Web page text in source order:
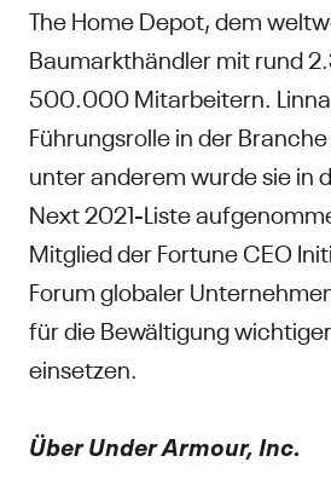
The Home Depot, dem
Baumarkthändler mit rund
500.000 Mitarbeitern.
Führungsrolle in der
unter anderem wurde sie in
Next 2021-Liste
Mitglied der Fortune CEO
Forum globaler
für die Bewältigung
einsetzen.
Über Under Armour, Inc.